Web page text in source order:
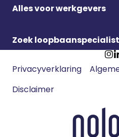
Alles voor werkgevers
Zoek loopbaanspecialist
Ga
Footer
navigatie
Privacyverklaring
Disclaimer